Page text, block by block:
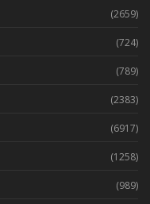
(2659)
(724)
(789)
(2383)
(6917)
(1258)
(989)